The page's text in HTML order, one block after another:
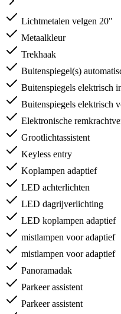
Lichtmetalen velgen 20"
Metaalkleur
Trekhaak
Buitenspiegel(s)
Buitenspiegels elektrisch
Buitenspiegels elektrisch
Elektronische
Grootlichtassistent
Keyless entry
Koplampen adaptief
LED achterlichten
LED dagrijverlichting
LED koplampen adaptief
mistlampen voor adaptief
mistlampen voor adaptief
Panoramadak
Parkeer assistent
Parkeer assistent